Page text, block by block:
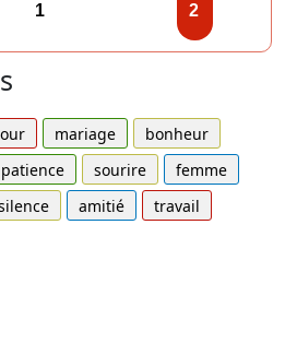
1 2
mariage
bonheur
patience sourire
femme
amitié
travail